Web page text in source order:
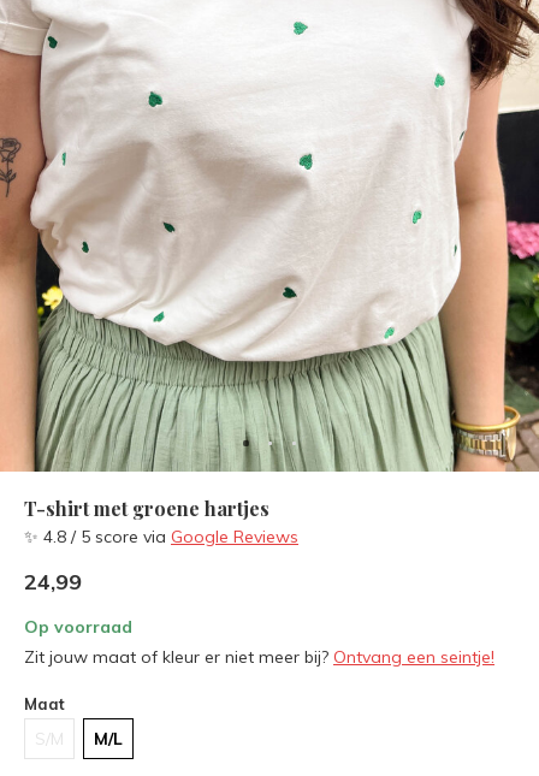
T-shirt met groene hartjes
✨ 4.8 / 5 score via Google Reviews
24,99
Op voorraad
Zit jouw maat of kleur er niet meer bij? Ontvang een seintje!
Maat
S/M M/L